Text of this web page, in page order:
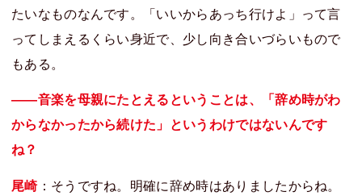
たいなものなんです。「いいからあっち行けよ」って言
ってしまえるくらい身近で、少し向き合いづらいもので
もある。
――音楽を母親にたとえるということは、「辞め時がわ
からなかったから続けた」というわけではないんです
ね？
尾崎：そうですね。明確に辞め時はありましたからね。